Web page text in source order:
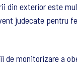
din exterior este
judecate pentru
de monitorizare a